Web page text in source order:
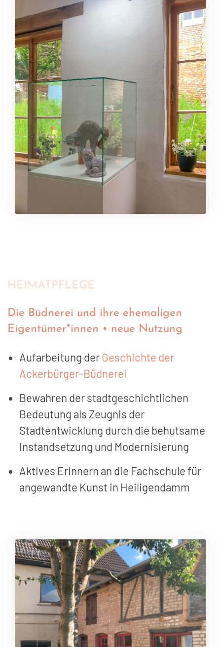
HEIMATPFLEGE
Die Büdnerei und ihre ehemaligen
Eigentümer*innen • neue Nutzung
Aufarbeitung derGeschichte der
Ackerbürger-Büdnerei
Bewahren der stadtgeschichtlichen
Bedeutung als Zeugnis der
Stadtentwicklung durch die behutsame
Instandsetzung und Modernisierung
Aktives Erinnern an die Fachschule für
angewandte Kunst in Heiligendamm